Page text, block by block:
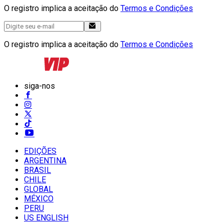
O registro implica a aceitação do Termos e Condições
O registro implica a aceitação do Termos e Condições
siga-nos
EDIÇÕES
ARGENTINA
BRASIL
CHILE
GLOBAL
MÉXICO
PERU
US ENGLISH